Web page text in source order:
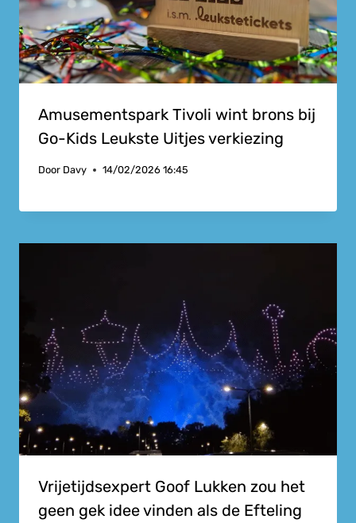
Amusementspark Tivoli wint brons bij
Go-Kids Leukste Uitjes verkiezing
Door Davy 14/02/2026 16:45
Vrijetijdsexpert Goof Lukken zou het
geen gek idee vinden als de Efteling